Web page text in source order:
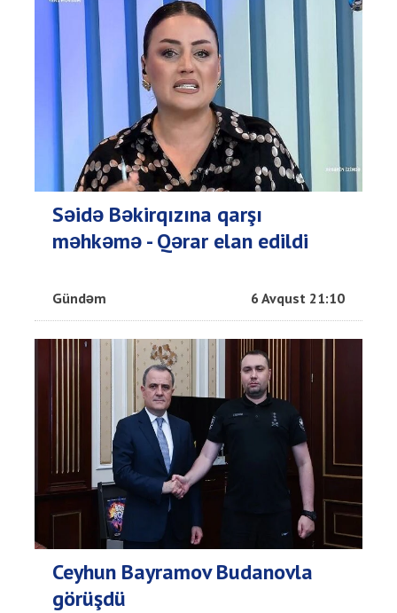
Səidə Bəkirqızına qarşı
məhkəmə - Qərar elan edildi
Gündəm 6 Avqust 21:10
Ceyhun Bayramov Budanovla
görüşdü